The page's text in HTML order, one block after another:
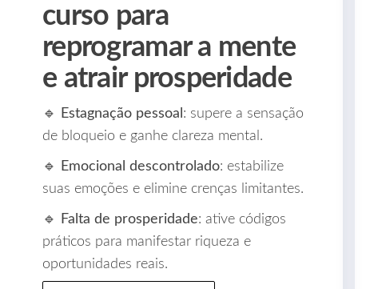
curso para
reprogramar a mente
e atrair prosperidade
🔹 Estagnação pessoal : supere a sensação
de bloqueio e ganhe clareza mental.
🔹 Emocional descontrolado: estabilize
suas emoções e elimine crenças limitantes.
🔹 Falta de prosperidade: ative códigos
práticos para manifestar riqueza e
oportunidades reais.